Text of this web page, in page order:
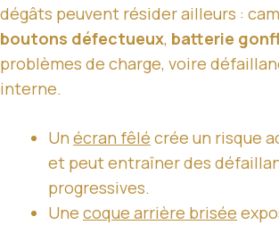
dégâts peuvent résider ailleurs :
boutons défectueux, batterie
problèmes de charge, voire
interne.
Un écran fêlé crée un risque
et peut entraîner des
progressives.
Une coque arrière brisée